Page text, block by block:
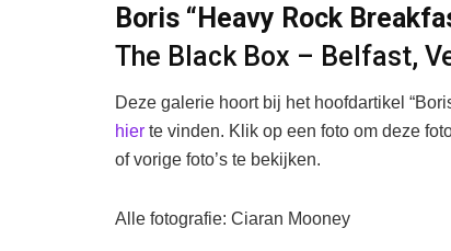
Boris “Heavy Rock
The Black Box – Belfast,
Deze galerie hoort bij het hoofdartikel
hier te vinden. Klik op een foto om deze
of vorige foto’s te bekijken.
Alle fotografie: Ciaran Mooney